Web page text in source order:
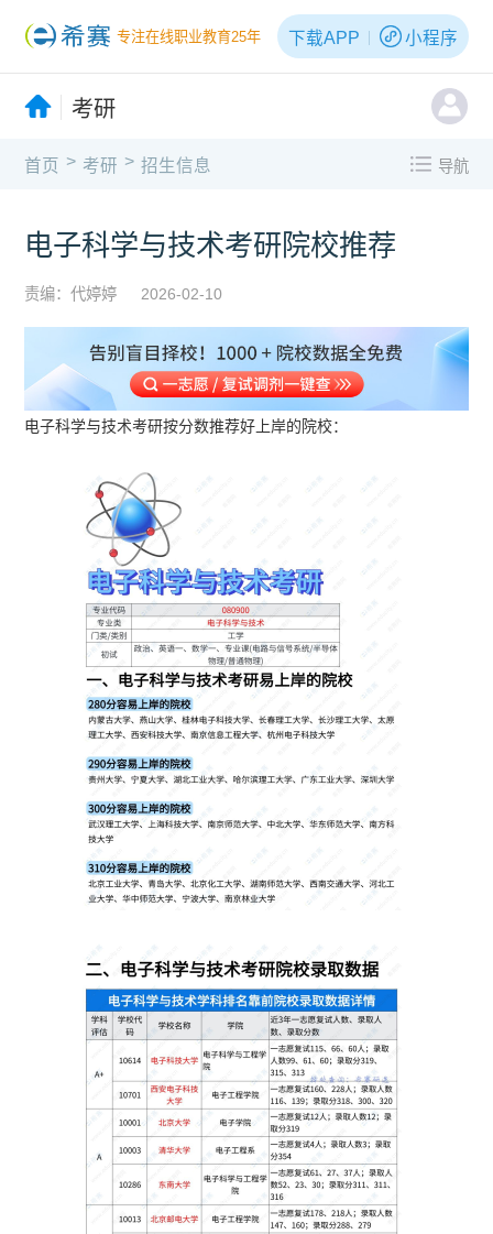
专注在线职业教育25年 下载APP 小程序
考研
首页 > 考研 > 招生信息 导航
电子科学与技术考研院校推荐
责编：代婷婷 2026-02-10
电子科学与技术考研按分数推荐好上岸的院校：